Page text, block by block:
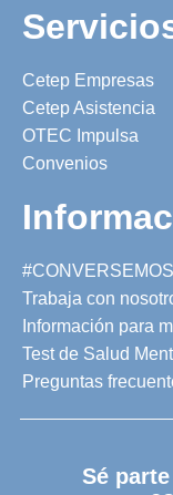
Cetep Empresas
Cetep Asistencia
OTEC Impulsa
Convenios
Trabaja con
Información para
Test de Salud
Preguntas
Sé